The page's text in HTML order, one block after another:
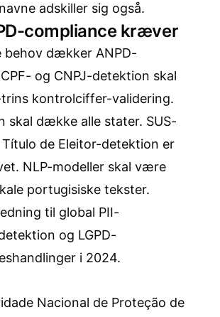
adskiller sig også.
compliance kræver
behov dækker ANPD-
og CNPJ-detektion skal
kontrolciffer-validering.
skal dække alle stater. SUS-
de Eleitor-detektion er
NLP-modeller skal være
portugisiske tekster.
til global PII-
og LGPD-
i 2024.
Nacional de Proteção de